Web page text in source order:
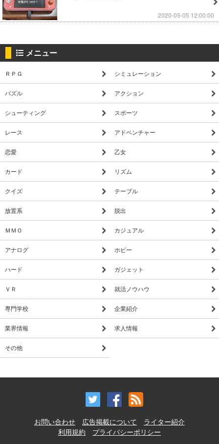
2020-05-05 12:00:00
メニュー
ＲＰＧ シミュレーション
パズル アクション
シューティング スポーツ
レース アドベンチャー
恋愛 乙女
カード リズム
クイズ テーブル
放置系 脱出
ＭＭＯ カジュアル
アナログ ホビー
ハード ガジェット
ＶＲ 就活ノウハウ
専門学校 企業紹介
業界情報 求人情報
その他
お問い合わせ 広告掲載について
ライター紹介
利用規約
プライバシーポリシー